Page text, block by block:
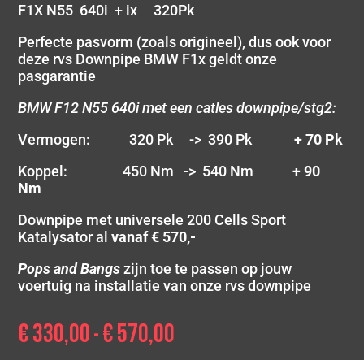
F1X N55 640i + ix 320Pk
Perfecte pasvorm (zoals origineel), dus ook voor
deze rvs Downpipe BMW F1x geldt onze
pasgarantie
BMW F12 N55 640i met een catles downpipe/stg2:
Vermogen: 320 Pk -> 390 Pk+ 70 Pk
Koppel: 450 Nm -> 540 Nm+ 90
Nm
Downpipe met universele 200 Cells Sport
Katalysator alvanaf € 570,-
Pops and Bangszijn toe te passen op jouw
voertuig na installatie van onze rvs downpipe
€330,00 - €570,00